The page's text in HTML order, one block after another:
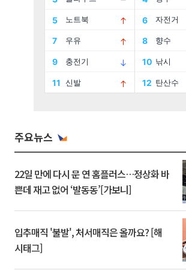
주요뉴스
22일 만에 다시 문 연 홈플러스…정상화 바
쁜데 재고 없어 ‘발동동’[가보니]
입추매직 '불발', 처서매직은 올까요? [해
시태그]